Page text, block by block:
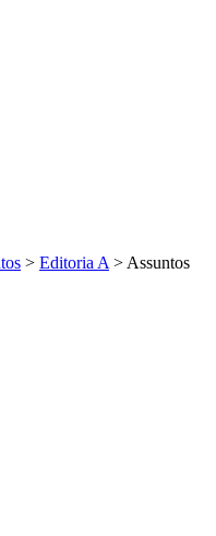
> Editoria A > Assuntos